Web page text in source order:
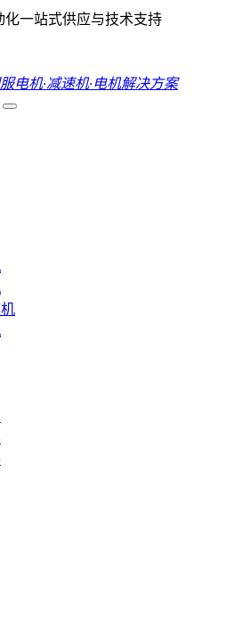
一站式供应与技术支持
电机·减速机·电机解决方案